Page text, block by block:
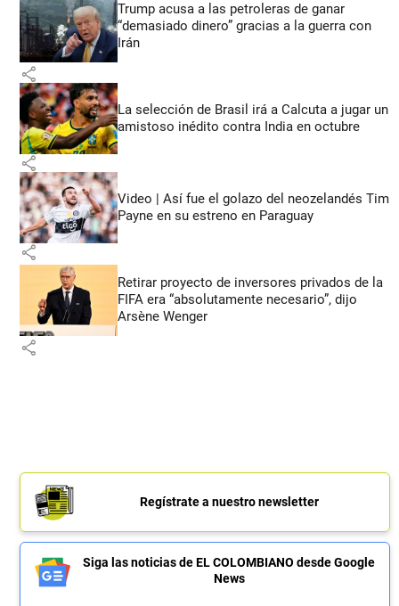
Trump acusa a las petroleras de ganar
“demasiado dinero” gracias a la guerra con
Irán
share
La selección de Brasil irá a Calcuta a jugar un
amistoso inédito contra India en octubre
share
Video | Así fue el golazo del neozelandés Tim
Payne en su estreno en Paraguay
share
Retirar proyecto de inversores privados de la
FIFA era “absolutamente necesario”, dijo
Arsène Wenger
share
Regístrate a nuestro newsletter
Siga las noticias de EL COLOMBIANO desde Google
News